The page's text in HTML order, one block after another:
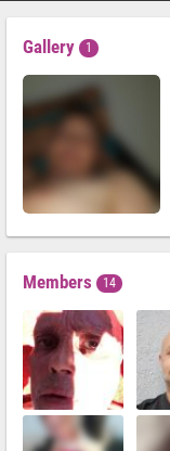
Gallery 1
Members 14